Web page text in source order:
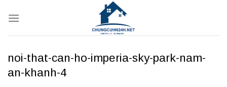
qua
noi-that-can-ho-imperia-sky-park-nam-
an-khanh-4